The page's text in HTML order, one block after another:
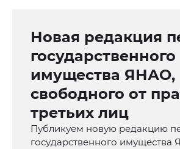
Новая редакция
государственного
имущества ЯНАО,
свободного от
третьих лиц
Публикуем новую редакцию
государственного имущества